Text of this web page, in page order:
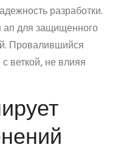
разработки.
ап для защищенного
Провалившийся
веткой, не влияя